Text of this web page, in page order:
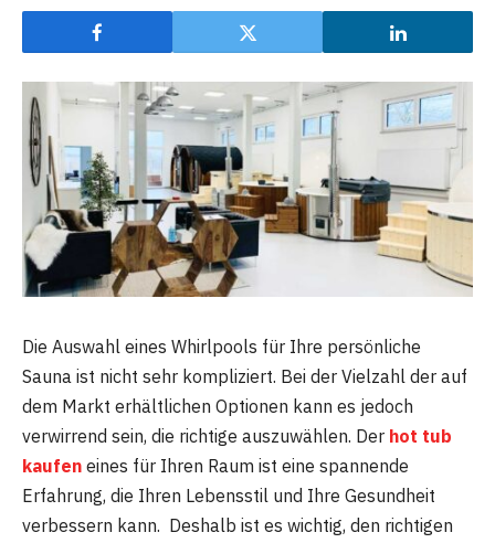
Die Auswahl eines Whirlpools für Ihre persönliche
Sauna ist nicht sehr kompliziert. Bei der Vielzahl der auf
dem Markt erhältlichen Optionen kann es jedoch
verwirrend sein, die richtige auszuwählen. Der hot tub
kaufen eines für Ihren Raum ist eine spannende
Erfahrung, die Ihren Lebensstil und Ihre Gesundheit
verbessern kann. Deshalb ist es wichtig, den richtigen